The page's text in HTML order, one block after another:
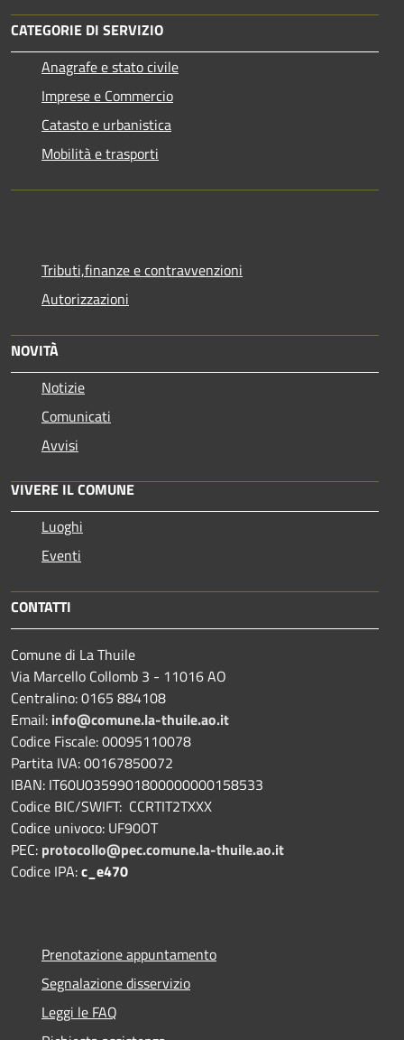
CATEGORIE DI SERVIZIO
Anagrafe e stato civile
Imprese e Commercio
Catasto e urbanistica
Mobilità e trasporti
Tributi,finanze e contravvenzioni
Autorizzazioni
NOVITÀ
Notizie
Comunicati
Avvisi
VIVERE IL COMUNE
Luoghi
Eventi
CONTATTI
Comune di La Thuile
Via Marcello Collomb 3 - 11016 AO
Centralino: 0165 884108
Email: info@comune.la-thuile.ao.it
Codice Fiscale: 00095110078
Partita IVA: 00167850072
IBAN: IT60U0359901800000000158533
Codice BIC/SWIFT: CCRTIT2TXXX
Codice univoco: UF90OT
PEC: protocollo@pec.comune.la-thuile.ao.it
Codice IPA:c_e470
Prenotazione appuntamento
Segnalazione disservizio
Leggi le FAQ